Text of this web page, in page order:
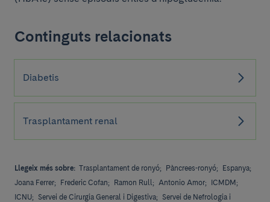
Continguts relacionats
Diabetis
Trasplantament renal
Llegeix més sobre: Trasplantament de ronyó; Pàncrees-ronyó;
Espanya;
Joana Ferrer;
Frederic Cofan; Ramon Rull; Antonio Amor;
ICMDM;
ICNU;
Servei de Cirurgia General i Digestiva;
Servei de Nefrologia i